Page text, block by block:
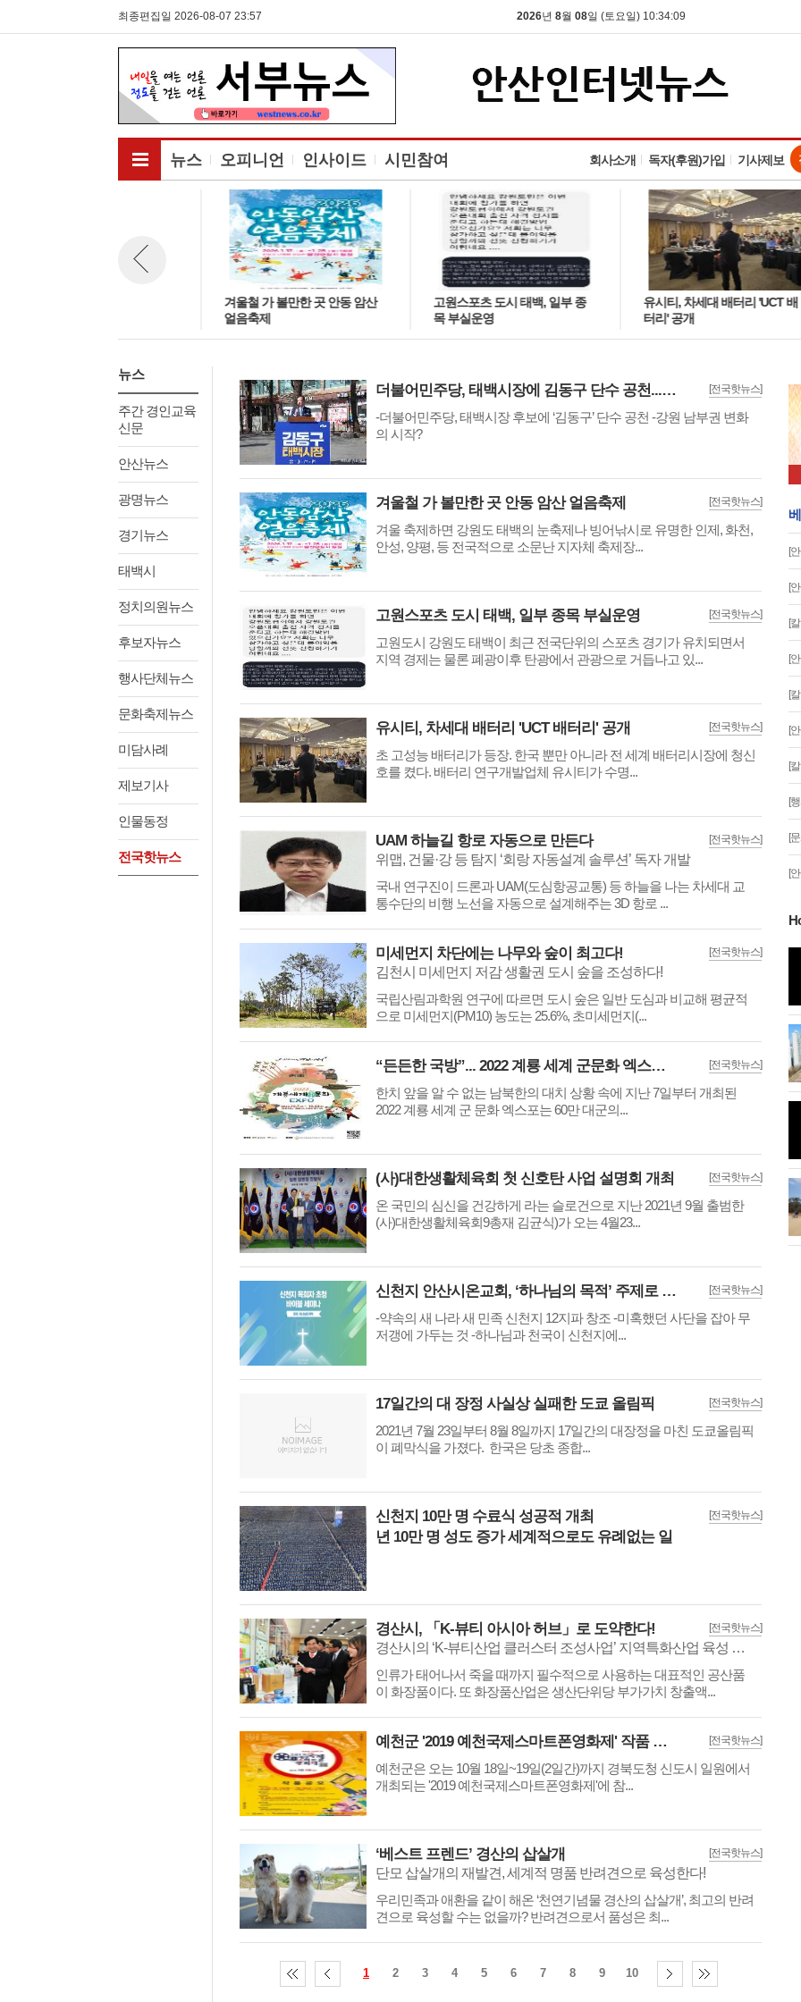
최종편집일 2026-08-07 23:57 2026년 8월 08일 (토요일) 10:34:10
뉴스 오피니언 인사이드 시민참여 회사소개 독자(후원)가입 기사제보
전체메뉴보기
겨울철 가 볼만한 곳 안동 암산
얼음축제
고원스포츠 도시 태백, 일부 종
목 부실운영
유시티, 차세대 배터리 'UCT 배
터리' 공개
뉴스
주간 경인교육
신문
안산뉴스
광명뉴스
경기뉴스
태백시
정치의원뉴스
후보자뉴스
행사단체뉴스
문화축제뉴스
미담사례
제보기사
인물동정
전국핫뉴스
[전국핫뉴스]
더불어민주당, 태백시장에 김동구 단수 공천... 강원 남부권 변화의 시작
-더불어민주당, 태백시장 후보에 ‘김동구’ 단수 공천 -강원 남부권 변화
의 시작?
[전국핫뉴스]
겨울철 가 볼만한 곳 안동 암산 얼음축제
겨울 축제하면 강원도 태백의 눈축제나 빙어낚시로 유명한 인제, 화천,
안성, 양평, 등 전국적으로 소문난 지자체 축제장...
[전국핫뉴스]
고원스포츠 도시 태백, 일부 종목 부실운영
고원도시 강원도 태백이 최근 전국단위의 스포츠 경기가 유치되면서
지역 경제는 물론 폐광이후 탄광에서 관광으로 거듭나고 있...
[전국핫뉴스]
유시티, 차세대 배터리 'UCT 배터리' 공개
초 고성능 배터리가 등장. 한국 뿐만 아니라 전 세계 배터리시장에 청신
호를 켰다. 배터리 연구개발업체 유시티가 수명...
[전국핫뉴스]
UAM 하늘길 항로 자동으로 만든다
위맵, 건물·강 등 탐지 ‘회랑 자동설계 솔루션’ 독자 개발
국내 연구진이 드론과 UAM(도심항공교통) 등 하늘을 나는 차세대 교
통수단의 비행 노선을 자동으로 설계해주는 3D 항로 ...
[전국핫뉴스]
미세먼지 차단에는 나무와 숲이 최고다!
김천시 미세먼지 저감 생활권 도시 숲을 조성하다!
국립산림과학원 연구에 따르면 도시 숲은 일반 도심과 비교해 평균적
으로 미세먼지(PM10) 농도는 25.6%, 초미세먼지(...
[전국핫뉴스]
“든든한 국방”... 2022 계룡 세계 군문화 엑스포 화려한 막 올라
한치 앞을 알 수 없는 남북한의 대치 상황 속에 지난 7일부터 개최된
2022 계룡 세계 군 문화 엑스포는 60만 대군의...
[전국핫뉴스]
(사)대한생활체육회 첫 신호탄 사업 설명회 개최
온 국민의 심신을 건강하게 라는 슬로건으로 지난 2021년 9월 출범한
(사)대한생활체육회9총재 김균식)가 오는 4월23...
[전국핫뉴스]
신천지 안산시온교회, ‘하나님의 목적’ 주제로 목회자 초청 바이블 세미나 개최
-약속의 새 나라 새 민족 신천지 12지파 창조 -미혹했던 사단을 잡아 무
저갱에 가두는 것 -하나님과 천국이 신천지에...
[전국핫뉴스]
17일간의 대 장정 사실상 실패한 도쿄 올림픽
2021년 7월 23일부터 8월 8일까지 17일간의 대장정을 마친 도쿄올림픽
이 폐막식을 가졌다. 한국은 당초 종합...
[전국핫뉴스]
신천지 10만 명 수료식 성공적 개최
년 10만 명 성도 증가 세계적으로도 유례없는 일
[전국핫뉴스]
경산시, 「K-뷰티 아시아 허브」로 도약한다!
경산시의 ‘K-뷰티산업 클러스터 조성사업’ 지역특화산업 육성 성공모델
인류가 태어나서 죽을 때까지 필수적으로 사용하는 대표적인 공산품
이 화장품이다. 또 화장품산업은 생산단위당 부가가치 창출액...
[전국핫뉴스]
예천군 '2019 예천국제스마트폰영화제' 작품 접수(7월 15일~9월 6일까지) 받는다!
예천군은 오는 10월 18일~19일(2일간)까지 경북도청 신도시 일원에서
개최되는 '2019 예천국제스마트폰영화제'에 참...
[전국핫뉴스]
‘베스트 프렌드’ 경산의 삽살개
단모 삽살개의 재발견, 세계적 명품 반려견으로 육성한다!
우리민족과 애환을 같이 해온 ‘천연기념물 경산의 삽살개’, 최고의 반려
견으로 육성할 수는 없을까? 반려견으로서 품성은 최...
1 2 3 4 5 6 7 8 9 10
[
[
[
[
[
[
[
[
[
[
2020년6월21일, 부분 '일식'이 시작
됐다.
벚꽃 흩날리는 안산시...'올해는 사진
으로 즐겨요'
2020년 가장 큰 "보름달"이 떴다.
신안산대, 드론으로 코로나 방역 나
서
안산문화광장 성탄트리 점등행사
시화나래휴게소 조력문화관달전망
대와 해솔길
시흥 관곡지 연꽃